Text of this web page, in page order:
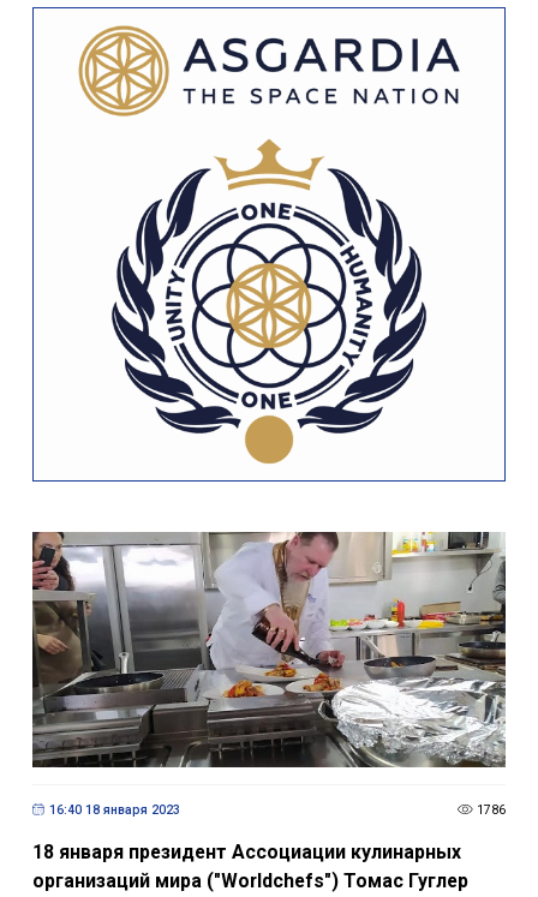
16:40 18 января 2023 1786
18 января президент Ассоциации кулинарных
организаций мира ("Worldchefs") Томас Гуглер